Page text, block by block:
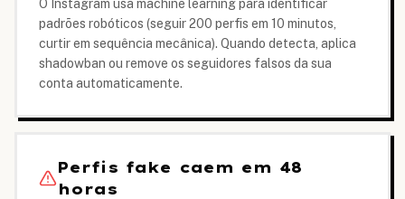
O Instagram usa machine learning para identificar
padrões robóticos (seguir 200 perfis em 10 minutos,
curtir em sequência mecânica). Quando detecta, aplica
shadowban ou remove os seguidores falsos da sua
conta automaticamente.
Perfis fake caem em 48
horas